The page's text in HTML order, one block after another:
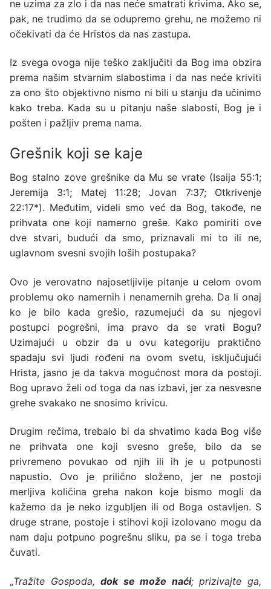
ne uzima za zlo i da nas neće smatrati krivima. Ako se,
pak, ne trudimo da se odupremo grehu, ne možemo ni
očekivati da će Hristos da nas zastupa.
Iz svega ovoga nije teško zaključiti da Bog ima obzira
prema našim stvarnim slabostima i da nas neće kriviti
za ono što objektivno nismo ni bili u stanju da učinimo
kako treba. Kada su u pitanju naše slabosti, Bog je i
pošten i pažljiv prema nama.
Grešnik koji se kaje
Bog stalno zove grešnike da Mu se vrate (Isaija 55:1;
Jeremija 3:1; Matej 11:28; Jovan 7:37; Otkrivenje
22:17*). Međutim, videli smo već da Bog, takođe, ne
prihvata one koji namerno greše. Kako pomiriti ove
dve stvari, budući da smo, priznavali mi to ili ne,
uglavnom svesni svojih loših postupaka?
Ovo je verovatno najosetljivije pitanje u celom ovom
problemu oko namernih i nenamernih greha. Da li onaj
ko je bilo kada grešio, razumejući da su njegovi
postupci pogrešni, ima pravo da se vrati Bogu?
Uzimajući u obzir da u ovu kategoriju praktično
spadaju svi ljudi rođeni na ovom svetu, isključujući
Hrista, jasno je da takva mogućnost mora da postoji.
Bog upravo želi od toga da nas izbavi, jer za nesvesne
grehe svakako ne snosimo krivicu.
Drugim rečima, trebalo bi da shvatimo kada Bog više
ne prihvata one koji svesno greše, bilo da se
privremeno povukao od njih ili ih je u potpunosti
napustio. Ovo je prilično složeno, jer ne postoji
merljiva količina greha nakon koje bismo mogli da
kažemo da je neko izgubljen ili od Boga ostavljen. S
druge strane, postoje i stihovi koji izolovano mogu da
nam daju potpuno pogrešnu sliku, pa se i toga treba
čuvati.
„Tražite Gospoda,dok se može naći; prizivajte ga,